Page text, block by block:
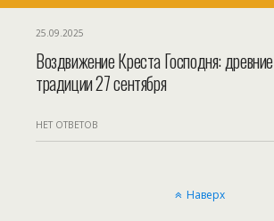
25.09.2025
Воздвижение Креста Господня: древние
традиции 27 сентября
НЕТ ОТВЕТОВ
Наверх